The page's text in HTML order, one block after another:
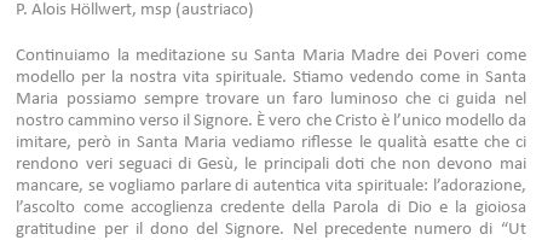
P. Alois Höllwert, msp (austriaco)
Continuiamo la meditazione su Santa Maria Madre dei Poveri come
modello per la nostra vita spirituale. Stiamo vedendo come in Santa
Maria possiamo sempre trovare un faro luminoso che ci guida nel
nostro cammino verso il Signore. È vero che Cristo è l’unico modello da
imitare, però in Santa Maria vediamo riflesse le qualità esatte che ci
rendono veri seguaci di Gesù, le principali doti che non devono mai
mancare, se vogliamo parlare di autentica vita spirituale: l’adorazione,
l’ascolto come accoglienza credente della Parola di Dio e la gioiosa
gratitudine per il dono del Signore. Nel precedente numero di “Ut